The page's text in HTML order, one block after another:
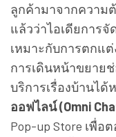
ลูกค้ามาจากความ
แล้วว่าไอเดียการ
เหมาะกับการตกแ
การเดินหน้าขยาย
บริการเรื่องบ้านไ
ออฟไลน์(Omni
Pop-up Store เพื่